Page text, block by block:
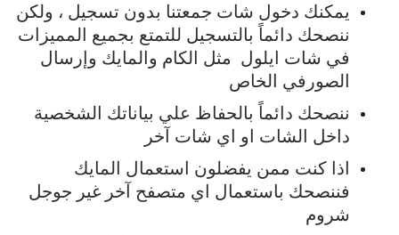
يمكنك دخول شات جمعتنا بدون تسجيل ، ولكن
ننصحك دائماً بالتسجيل للتمتع بجميع المميزات
في شات ايلول مثل الكام والمايك وإرسال
الصور في الخاص
ننصحك دائماً بالحفاظ علي بياناتك الشخصية
داخل الشات او اي شات آخر
اذا كنت ممن يفضلون استعمال المايك
فننصحك باستعمال اي متصفح آخر غير جوجل
شروم